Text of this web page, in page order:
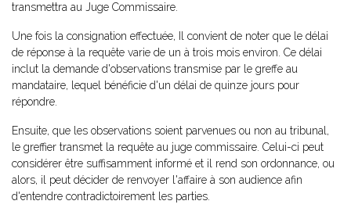
transmettra au Juge Commissaire.
Une fois la consignation effectuée, Il convient de noter que le délai
de réponse à la requête varie de un à trois mois environ. Ce délai
inclut la demande d'observations transmise par le greffe au
mandataire, lequel bénéficie d'un délai de quinze jours pour
répondre.
Ensuite, que les observations soient parvenues ou non au tribunal,
le greffier transmet la requête au juge commissaire. Celui-ci peut
considérer être suffisamment informé et il rend son ordonnance, ou
alors, il peut décider de renvoyer l'affaire à son audience afin
d'entendre contradictoirement les parties.